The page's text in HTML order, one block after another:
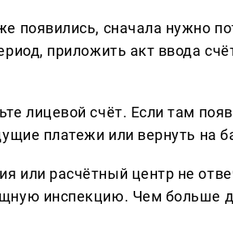
появились, сначала нужно
приложить акт ввода
лицевой счёт. Если там
платежи или вернуть на
или расчётный центр не
инспекцию. Чем больше